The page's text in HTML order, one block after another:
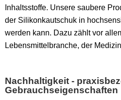
Inhaltsstoffe. Unsere saubere
der Silikonkautschuk in
werden kann. Dazu zählt vor
Lebensmittelbranche, der
Nachhaltigkeit -
Gebrauchseigenschaften